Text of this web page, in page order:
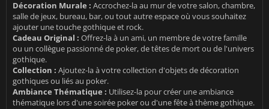
Décoration Murale : Accrochez-la au mur de votre salon, chambre,
salle de jeux, bureau, bar, ou tout autre espace où vous souhaitez
ajouter une touche gothique et rock.
Cadeau Original : Offrez-la à un ami, un membre de votre famille
ou un collègue passionné de poker, de têtes de mort ou de l'univers
gothique.
Collection : Ajoutez-la à votre collection d'objets de décoration
gothiques ou liés au poker.
Ambiance Thématique : Utilisez-la pour créer une ambiance
thématique lors d'une soirée poker ou d'une fête à thème gothique.